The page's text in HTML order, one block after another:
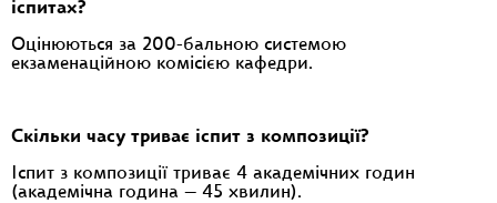
іспитах?
Оцінюються за 200-бальною системою
екзаменаційною комісією кафедри.
Скільки часу триває іспит з композиції?
Іспит з композиції триває 4 академічних годин
(академічна година — 45 хвилин).